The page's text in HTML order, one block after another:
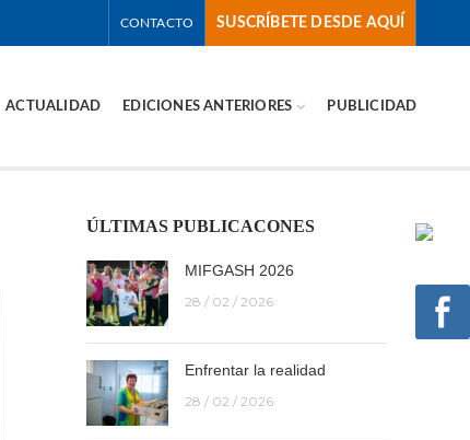
CONTACTO SUSCRÍBETE DESDE AQUÍ
ACTUALIDAD EDICIONES ANTERIORES PUBLICIDAD
ÚLTIMAS PUBLICACONES
MIFGASH 2026
28 / 02 / 2026
Enfrentar la realidad
28 / 02 / 2026